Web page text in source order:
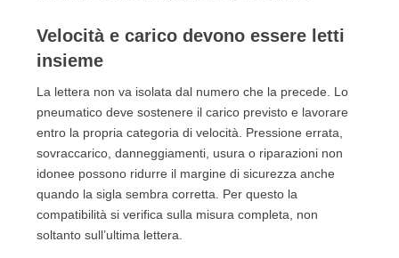
9.1. Uso urbano e percorrenze normali
9.2. Uso autostradale frequente
consentito
9.4. Scelta stagionale
10. Controllo pratico prima di acquistare le gomme
10.1. 1. Leggere la configurazione sul documento
10.2. 2. Verificare la descrizione del prodotto
10.3. 3. Applicare la regola stagionale corretta
10.4. 4. Controllare le gomme al montaggio
11. Domande frequenti sull’indice di velocità delle
Velocità e carico devono essere letti
insieme
La lettera non va isolata dal numero che la precede. Lo
pneumatico deve sostenere il carico previsto e lavorare
entro la propria categoria di velocità. Pressione errata,
sovraccarico, danneggiamenti, usura o riparazioni non
idonee possono ridurre il margine di sicurezza anche
quando la sigla sembra corretta. Per questo la
compatibilità si verifica sulla misura completa, non
soltanto sull’ultima lettera.